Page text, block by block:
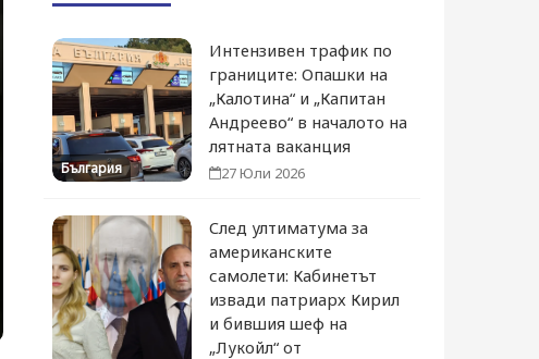
България
Интензивен трафик по
границите: Опашки на
„Калотина“ и „Капитан
Андреево“ в началото на
лятната ваканция
27 Юли 2026
След ултиматума за
американските
самолети: Кабинетът
извади патриарх Кирил
и бившия шеф на
„Лукойл“ от